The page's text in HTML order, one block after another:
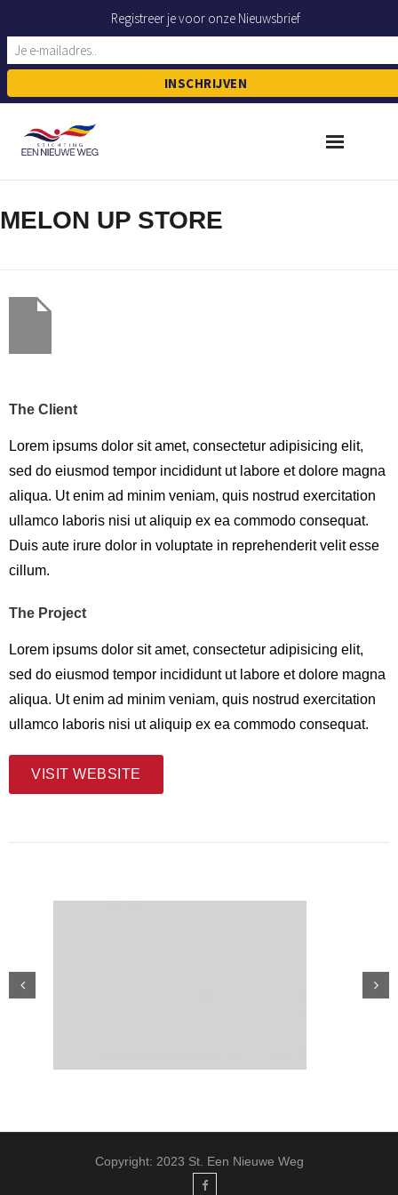
Contact
MELON UP STORE
The Client
Lorem ipsums dolor sit amet, consectetur adipisicing elit,
sed do eiusmod tempor incididunt ut labore et dolore magna
aliqua. Ut enim ad minim veniam, quis nostrud exercitation
ullamco laboris nisi ut aliquip ex ea commodo consequat.
Duis aute irure dolor in voluptate in reprehenderit velit esse
cillum.
The Project
Lorem ipsums dolor sit amet, consectetur adipisicing elit,
sed do eiusmod tempor incididunt ut labore et dolore magna
aliqua. Ut enim ad minim veniam, quis nostrud exercitation
ullamco laboris nisi ut aliquip ex ea commodo consequat.
VISIT WEBSITE
Copyright: 2023 St. Een Nieuwe Weg
Registreer je voor onze Nieuwsbrief